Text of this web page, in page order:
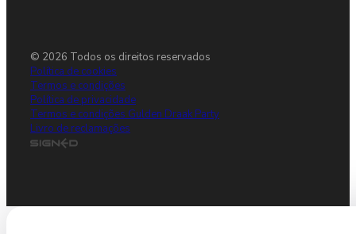
© 2026 Todos os direitos reservados
Política de cookies
Termos e condições
Política de privacidade
Termos e condições Gulden Draak Party
Livro de reclamações